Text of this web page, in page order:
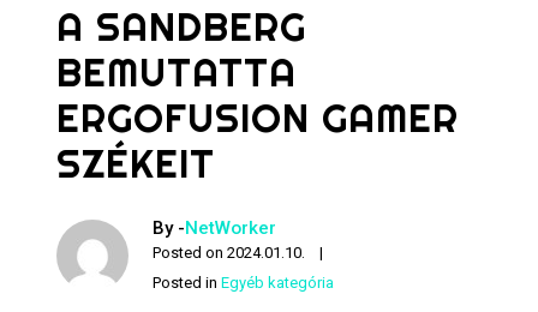
A SANDBERG
BEMUTATTA
ERGOFUSION GAMER
SZÉKEIT
By -NetWorker
Posted on2024.01.10.
Posted inEgyéb kategória